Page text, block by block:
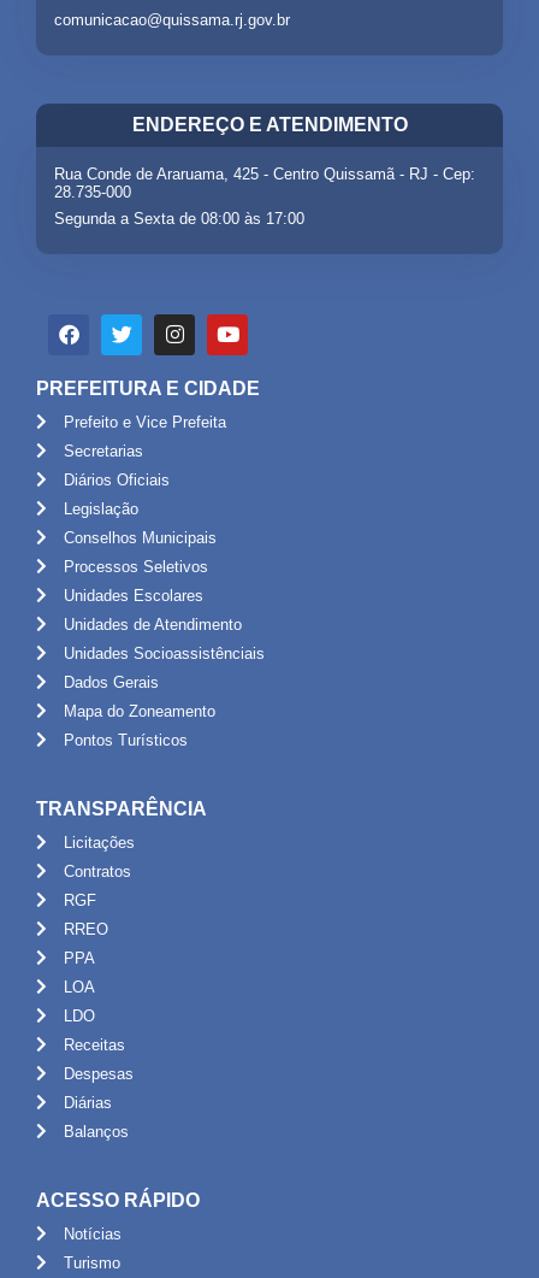
comunicacao@quissama.rj.gov.br
ENDEREÇO E ATENDIMENTO
Rua Conde de Araruama, 425 - Centro Quissamã - RJ - Cep:
28.735-000
Segunda a Sexta de 08:00 às 17:00
PREFEITURA E CIDADE
Prefeito e Vice Prefeita
Secretarias
Diários Oficiais
Legislação
Conselhos Municipais
Processos Seletivos
Unidades Escolares
Unidades de Atendimento
Unidades Socioassistênciais
Dados Gerais
Mapa do Zoneamento
Pontos Turísticos
TRANSPARÊNCIA
Licitações
Contratos
RGF
RREO
PPA
LOA
LDO
Receitas
Despesas
Diárias
Balanços
ACESSO RÁPIDO
Notícias
Turismo